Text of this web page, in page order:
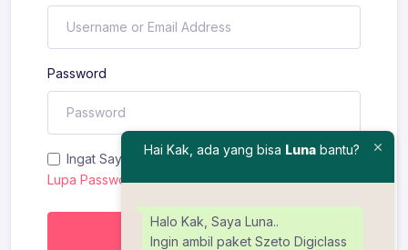
Password
Ingat Saya
Lupa Password?
Masuk
Hai Kak, ada yang bisa Luna bantu?
Halo Kak, Saya Luna..
Ingin ambil paket Szeto Digiclass